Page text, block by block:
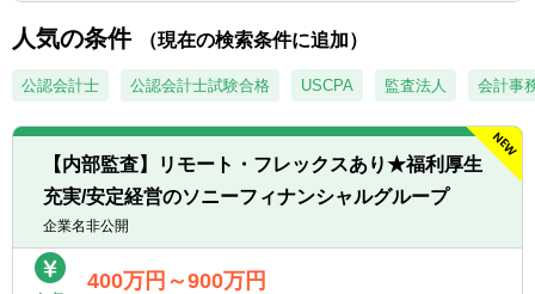
◆Excelの関数を用いたデータ集計、Wordや
る方
る方
＜求める人物像＞
◆主体性をもって業務に取り組める方
ンが取れる方
価等）
※部内に内部監査を実施する課、データ分析
務を担当することもできます。また、グルー
プ各社の内部監査部門との交流もあり、銀行
や損保等の知見も活かすことが可能です。
※テレワーク勤務も可（現状、週2日以上の出
軟な働き方が可能です。
※将来的に会社の定める業務（出向含む）へ
人気の条件 （現在の検索条件に追加）
公認会計士 公認会計士試験合格 USCPA 監査法人 会計事
【内部監査】リモート・フレックスあり★福利厚生
充実/安定経営のソニーフィナンシャルグループ
企業名非公開
400万円～900万円